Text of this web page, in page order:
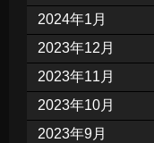
2024年1月
2023年12月
2023年11月
2023年10月
2023年9月